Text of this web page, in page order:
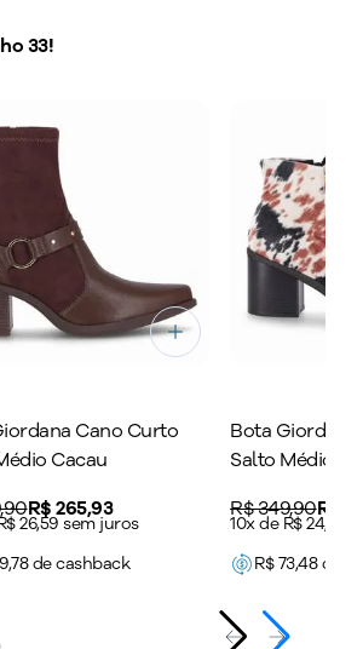
33!
Cano Curto
Cacau
price:
Price:
R$ 265,93
26,59 sem juros
de cashback
Bota
Salto Médio
Original price:
R$ 349,90R$
10x de R$ 24,49
R$73,48de